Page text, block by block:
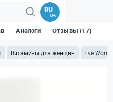
RU
UA
Витамины для женщин Eve
Аналоги Отзывы (17)